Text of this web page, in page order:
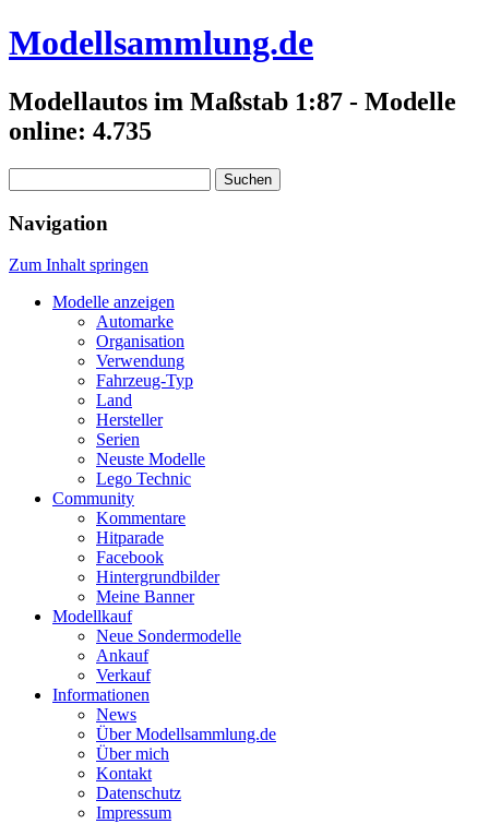
Modellsammlung.de
Modellautos im Maßstab 1:87 - Modelle
online: 4.735
nach:
Navigation
Zum Inhalt springen
Modelle anzeigen
Automarke
Organisation
Verwendung
Fahrzeug-Typ
Land
Hersteller
Serien
Neuste Modelle
Lego Technic
Community
Kommentare
Hitparade
Facebook
Hintergrundbilder
Meine Banner
Modellkauf
Neue Sondermodelle
Ankauf
Verkauf
Informationen
News
Über Modellsammlung.de
Über mich
Kontakt
Datenschutz
Impressum